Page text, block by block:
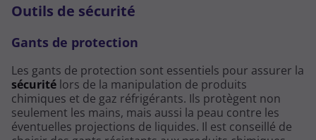
Outils de sécurité
Gants de protection
Les gants de protection sont essentiels pour assurer la
sécurité lors de la manipulation de produits
chimiques et de gaz réfrigérants. Ils protègent non
seulement les mains, mais aussi la peau contre les
éventuelles projections de liquides. Il est conseillé de